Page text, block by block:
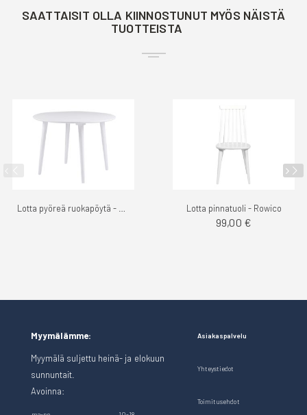
SAATTAISIT OLLA KIINNOSTUNUT MYÖS NÄISTÄ
TUOTTEISTA
Lotta pinnatuoli - Rowico
99,00 €
Myymälämme:
Myymälä suljettu heinä- ja elokuun
sunnuntait.
Avoinna:
Asiakaspalvelu
Yhteystiedot
Toimitusehdot